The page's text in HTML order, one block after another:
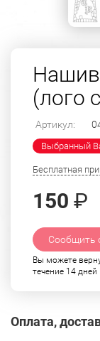
(лого
Артикул:
Выбранный
Бесплатная
150 ₽
Сообщить
Вы можете
течение 14 дней
Оплата,